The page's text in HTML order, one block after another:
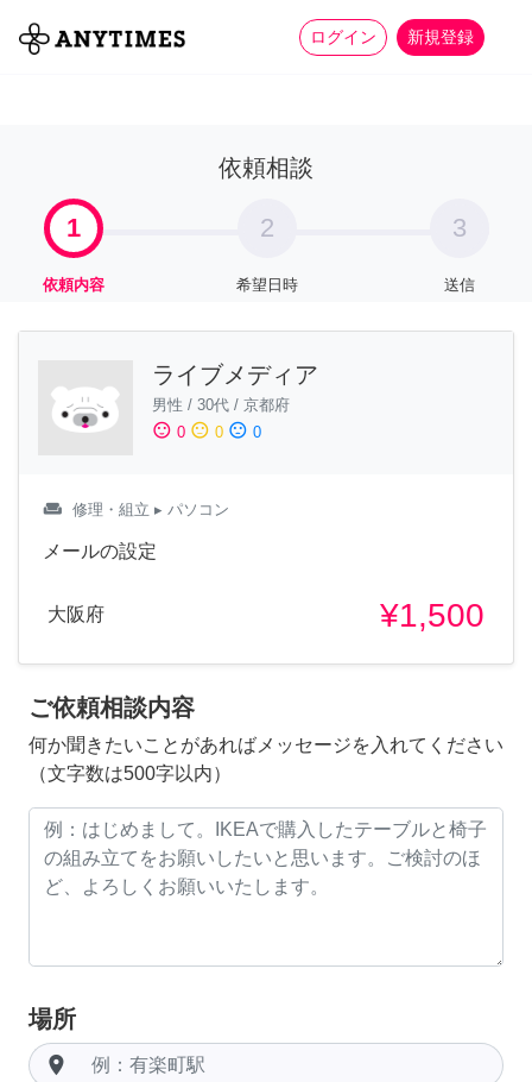
ログイン 新規登録
全て 家事 more_horiz
依頼相談
1
依頼内容
2
希望日時
3
送信
ライブメディア
男性 / 30代 / 京都府
sentiment_satisfied 0 sentiment_neutral 0 sentiment_dissatisfied 0
weekend 修理・組立 ▸ パソコン
メールの設定
大阪府 ¥1,500
ご依頼相談内容
何か聞きたいことがあればメッセージを入れてください
（文字数は500字以内）
場所
room